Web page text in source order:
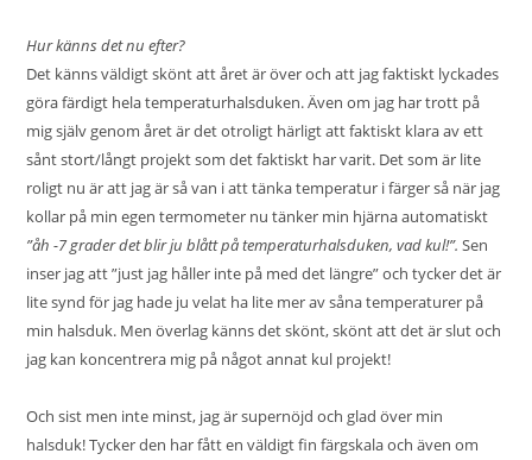
Hur känns det nu efter?
Det känns väldigt skönt att året är över och att jag faktiskt lyckades
göra färdigt hela temperaturhalsduken. Även om jag har trott på
mig själv genom året är det otroligt härligt att faktiskt klara av ett
sånt stort/långt projekt som det faktiskt har varit. Det som är lite
roligt nu är att jag är så van i att tänka temperatur i färger så när jag
kollar på min egen termometer nu tänker min hjärna automatiskt
”åh -7 grader det blir ju blått på temperaturhalsduken, vad kul!”. Sen
inser jag att ”just jag håller inte på med det längre” och tycker det är
lite synd för jag hade ju velat ha lite mer av såna temperaturer på
min halsduk. Men överlag känns det skönt, skönt att det är slut och
jag kan koncentrera mig på något annat kul projekt!
Och sist men inte minst, jag är supernöjd och glad över min
halsduk! Tycker den har fått en väldigt fin färgskala och även om